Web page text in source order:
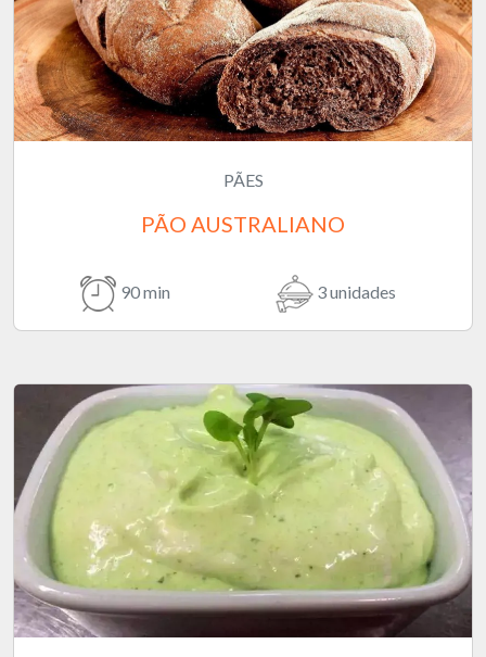
PÃES
PÃO AUSTRALIANO
90 min 3 unidades